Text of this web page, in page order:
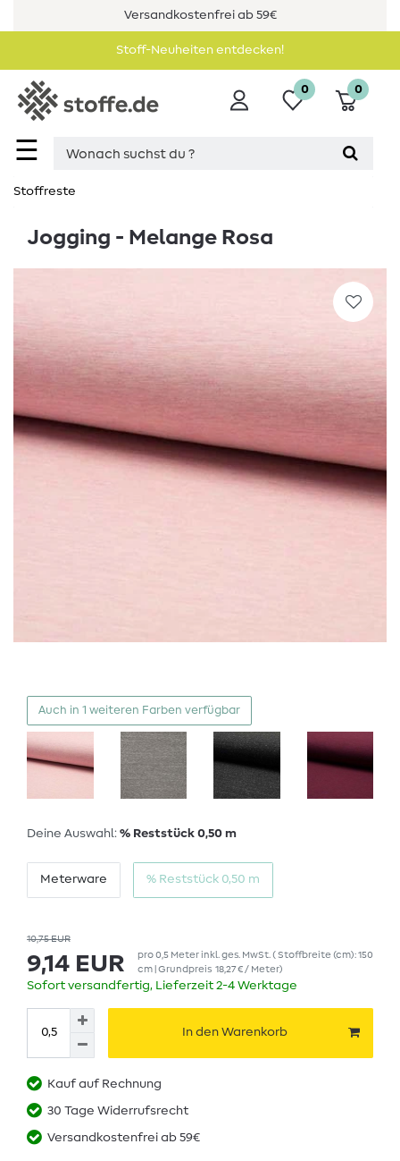
Versandkostenfrei ab 59€
Stoff-Neuheiten entdecken!
☰
0 0
Stoffreste
Jogging - Melange Rosa
Auch in 1 weiteren Farben verfügbar
Deine Auswahl: % Reststück 0,50 m
Meterware % Reststück 0,50 m
10,75 EUR
9,14 EUR pro0,5 Meterinkl. ges. MwSt. ( Stoffbreite (cm): 150
cm | Grundpreis 18,27 € / Meter)
Sofort versandfertig, Lieferzeit 2-4 Werktage
In den Warenkorb
Kauf auf Rechnung
30 Tage Widerrufsrecht
Versandkostenfrei ab 59€